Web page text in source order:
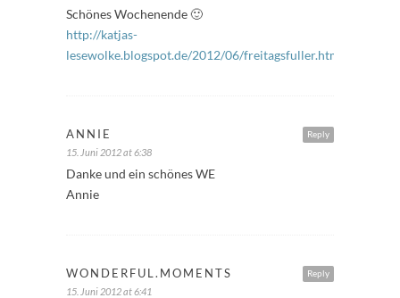
Schönes Wochenende 🙂
http://katjas-
lesewolke.blogspot.de/2012/06/freitagsfuller.html
Reply
ANNIE
15. Juni 2012 at 6:38
Danke und ein schönes WE
Annie
Reply
WONDERFUL.MOMENTS
15. Juni 2012 at 6:41